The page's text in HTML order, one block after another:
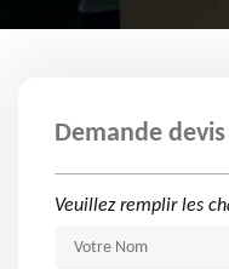
Demande
Veuillez remplir les